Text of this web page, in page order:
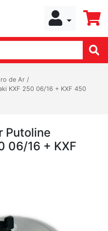
de Ar /
KXF 250 06/16 + KXF 450
Putoline
06/16 + KXF